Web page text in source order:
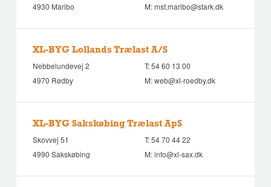
4930 Maribo
M:mst.maribo@stark.dk
XL-BYG Lollands Trælast A/S
Nebbelundevej 2
4970 Rødby
T:54 60 13 00
M:web@xl-roedby.dk
XL-BYG Sakskøbing Trælast ApS
Skovvej 51
4990 Sakskøbing
T:54 70 44 22
M:info@xl-sax.dk